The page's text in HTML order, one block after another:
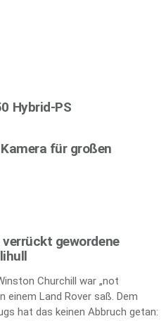
Hybrid-PS
für großen
gewordene
Churchill war „not
einem Land Rover saß. Dem
hat das keinen Abbruch getan: